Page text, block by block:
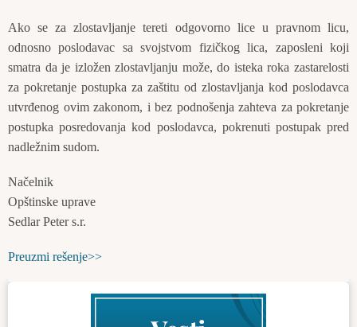
Ako se za zlostavljanje tereti odgovorno lice u pravnom licu,
odnosno poslodavac sa svojstvom fizičkog lica, zaposleni koji
smatra da je izložen zlostavljanju može, do isteka roka zastarelosti
za pokretanje postupka za zaštitu od zlostavljanja kod poslodavca
utvrđenog ovim zakonom, i bez podnošenja zahteva za pokretanje
postupka posredovanja kod poslodavca, pokrenuti postupak pred
nadležnim sudom.
Načelnik
Opštinske uprave
Sedlar Peter s.r.
Preuzmi rešenje>>